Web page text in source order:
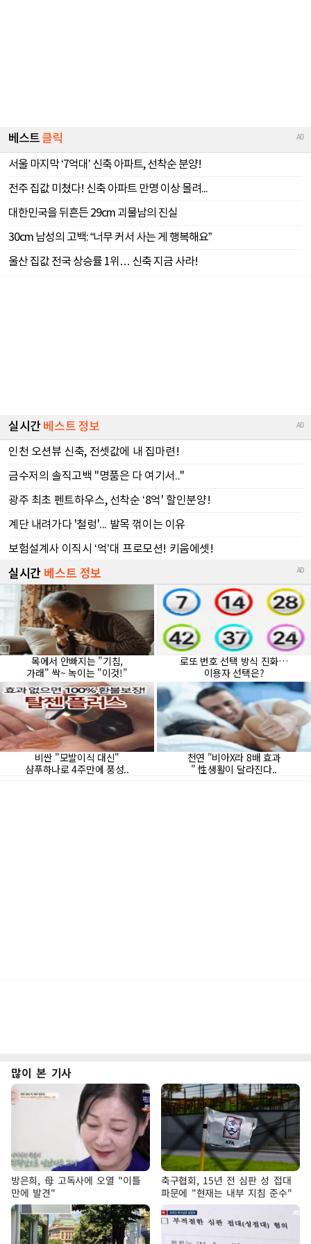
많이 본 기사
방은희, 母 고독사에 오열 "이틀
만에 발견"
축구협회, 15년 전 심판 성 접대
파문에 "현재는 내부 지침 준수"